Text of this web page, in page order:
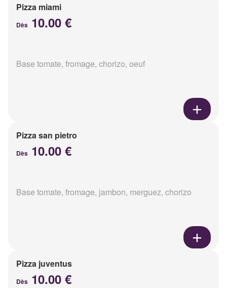
Pizza miami
Dès 10.00 €
Base tomate, fromage, chorizo, oeuf
Pizza san pietro
Dès 10.00 €
Base tomate, fromage, jambon, merguez, chorizo
Pizza juventus
Dès 10.00 €